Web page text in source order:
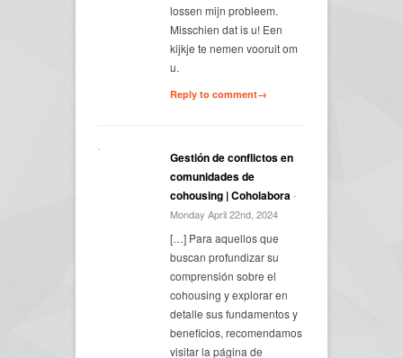
lossen mijn probleem.
Misschien dat is u! Een
kijkje te nemen vooruit om
u.
Reply to comment→
Gestión de conflictos en
comunidades de
cohousing | Coholabora-
Monday April 22nd, 2024
[…] Para aquellos que
buscan profundizar su
comprensión sobre el
cohousing y explorar en
detalle sus fundamentos y
beneficios, recomendamos
visitar la página de